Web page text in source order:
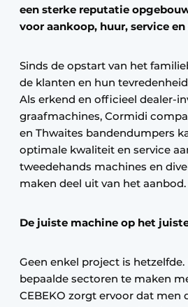
een sterke reputatie
voor aankoop, huur, service
Sinds de opstart van het
de klanten en hun
Als erkend en officieel dealer-
graafmachines, Cormidi
en Thwaites bandendumpers
optimale kwaliteit en service
tweedehands machines en
maken deel uit van het aanbod.
De juiste machine op het
Geen enkel project is
bepaalde sectoren te maken
CEBEKO zorgt ervoor dat men